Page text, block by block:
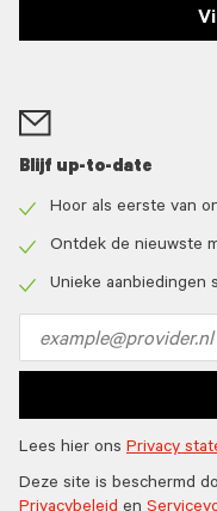
Blijf up-to-date
icon
Hoor als eerste van
icon
Ontdek de nieuwste
Unieke aanbiedingen
address
Lees hier ons Privacy
Deze site is beschermd